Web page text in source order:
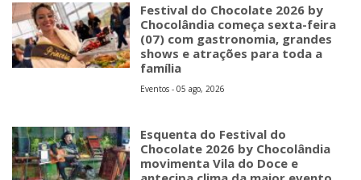
Festival do Chocolate 2026 by
Chocolândia começa sexta-feira
(07) com gastronomia, grandes
shows e atrações para toda a
família
Eventos - 05 ago, 2026
Esquenta do Festival do
Chocolate 2026 by Chocolândia
movimenta Vila do Doce e